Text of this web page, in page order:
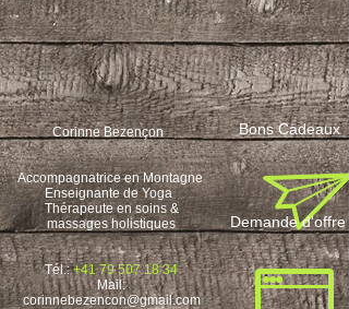
Corinne Bezençon
Accompagnatrice en Montagne
Enseignante de Yoga
Thérapeute en soins &
massages holistiques
Tél.:+41 79 507 18 34
Mail:
corinnebezencon@gmail.com
Bons Cadeaux
Demande d'offre